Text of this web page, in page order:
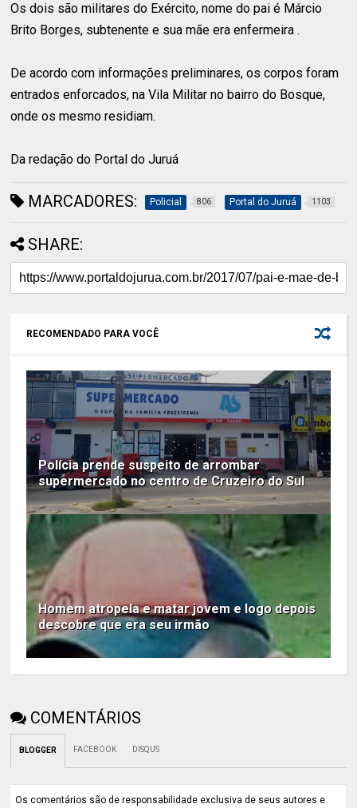
Os dois são militares do Exército, nome do pai é Márcio
Brito Borges, subtenente e sua mãe era enfermeira .
De acordo com informações preliminares, os corpos foram
entrados enforcados, na Vila Militar no bairro do Bosque,
onde os mesmo residiam.
Da redação do Portal do Juruá
MARCADORES: Policial 806 Portal do Juruá 1103
SHARE:
RECOMENDADO PARA VOCÊ
Polícia prende suspeito de arrombar
supermercado no centro de Cruzeiro do Sul
Homem atropela e matar jovem e logo depois
descobre que era seu irmão
COMENTÁRIOS
BLOGGER FACEBOOK DISQUS
Os comentários são de responsabilidade exclusiva de seus autores e